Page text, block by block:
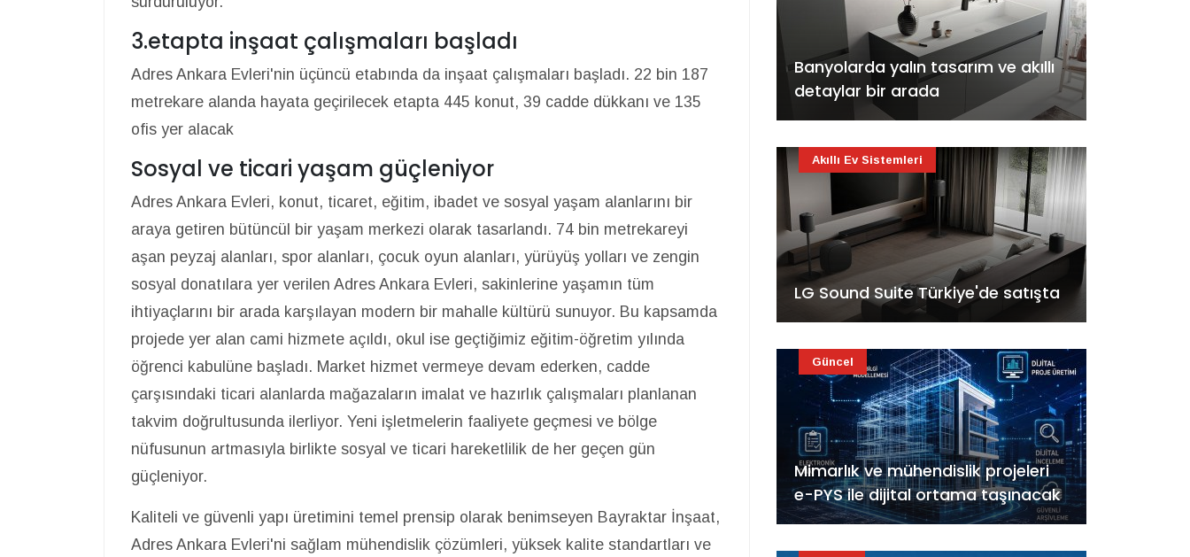
3.etapta inşaat çalışmaları başladı
Adres Ankara Evleri'nin üçüncü etabında da inşaat çalışmaları başladı. 22 bin 187
metrekare alanda hayata geçirilecek etapta 445 konut, 39 cadde dükkanı ve 135
ofis yer alacak
Sosyal ve ticari yaşam güçleniyor
Adres Ankara Evleri, konut, ticaret, eğitim, ibadet ve sosyal yaşam alanlarını bir
araya getiren bütüncül bir yaşam merkezi olarak tasarlandı. 74 bin metrekareyi
aşan peyzaj alanları, spor alanları, çocuk oyun alanları, yürüyüş yolları ve zengin
sosyal donatılara yer verilen Adres Ankara Evleri, sakinlerine yaşamın tüm
ihtiyaçlarını bir arada karşılayan modern bir mahalle kültürü sunuyor. Bu kapsamda
projede yer alan cami hizmete açıldı, okul ise geçtiğimiz eğitim-öğretim yılında
öğrenci kabulüne başladı. Market hizmet vermeye devam ederken, cadde
çarşısındaki ticari alanlarda mağazaların imalat ve hazırlık çalışmaları planlanan
takvim doğrultusunda ilerliyor. Yeni işletmelerin faaliyete geçmesi ve bölge
nüfusunun artmasıyla birlikte sosyal ve ticari hareketlilik de her geçen gün
güçleniyor.
Kaliteli ve güvenli yapı üretimini temel prensip olarak benimseyen Bayraktar İnşaat,
Adres Ankara Evleri'ni sağlam mühendislik çözümleri, yüksek kalite standartları ve
Banyolarda yalın tasarım ve akıllı
detaylar bir arada
LG Sound Suite Türkiye'de satışta
Akıllı Ev Sistemleri
Mimarlık ve mühendislik projeleri
e-PYS ile dijital ortama taşınacak
Güncel